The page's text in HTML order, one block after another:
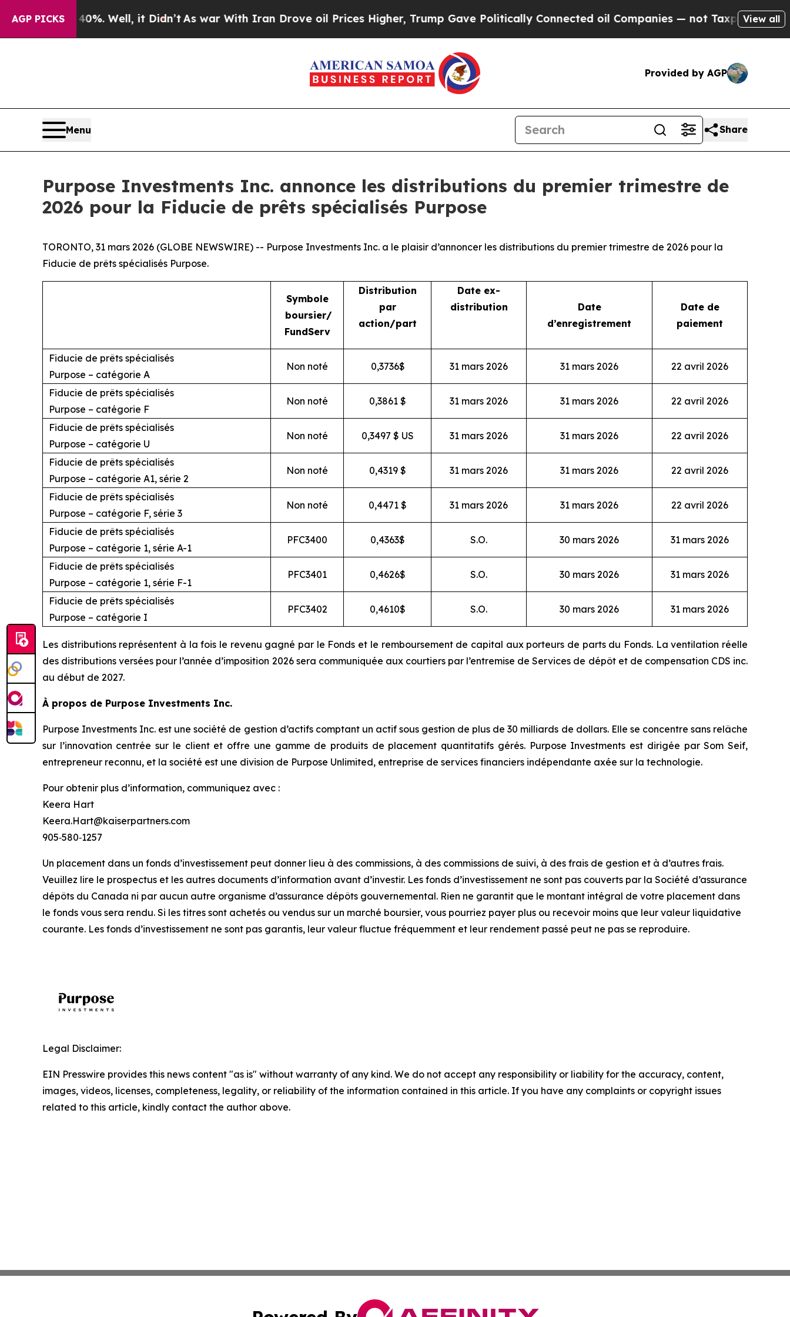
AGP PICKS
40%. Well, it Didn’tAs war With Iran Drove oil Prices Higher, Trump Gave Politically Connected oil Companies — not Taxpayers — theView all
Provided by AGP
Menu Share
Purpose Investments Inc. annonce les distributions du premier trimestre de
2026 pour la Fiducie de prêts spécialisés Purpose
TORONTO, 31 mars 2026 (GLOBE NEWSWIRE) -- Purpose Investments Inc. a le plaisir d’annoncer les distributions du premier trimestre de 2026 pour la
Fiducie de prêts spécialisés Purpose.
Symbole
boursier/
FundServ
Distribution
par
action/part
Date ex-
distribution
Date
d’enregistrement
Date de
paiement
Fiducie de prêts spécialisés
Purpose – catégorie A
Non noté 0,3736$ 31 mars 2026 31 mars 2026 22 avril 2026
Fiducie de prêts spécialisés
Purpose – catégorie F
Non noté 0,3861 $ 31 mars 2026 31 mars 2026 22 avril 2026
Fiducie de prêts spécialisés
Purpose – catégorie U
Non noté 0,3497 $ US 31 mars 2026 31 mars 2026 22 avril 2026
Fiducie de prêts spécialisés
Purpose – catégorie A1, série 2
Non noté 0,4319 $ 31 mars 2026 31 mars 2026 22 avril 2026
Fiducie de prêts spécialisés
Purpose – catégorie F, série 3
Non noté 0,4471 $ 31 mars 2026 31 mars 2026 22 avril 2026
Fiducie de prêts spécialisés
Purpose – catégorie 1, série A-1
PFC3400 0,4363$ S.O. 30 mars 2026 31 mars 2026
Fiducie de prêts spécialisés
Purpose – catégorie 1, série F-1
PFC3401 0,4626$ S.O. 30 mars 2026 31 mars 2026
Fiducie de prêts spécialisés
Purpose – catégorie I
PFC3402 0,4610$ S.O. 30 mars 2026 31 mars 2026
Les distributions représentent à la fois le revenu gagné par le Fonds et le remboursement de capital aux porteurs de parts du Fonds. La ventilation réelle
des distributions versées pour l’année d’imposition 2026 sera communiquée aux courtiers par l’entremise de Services de dépôt et de compensation CDS inc.
au début de 2027.
À propos de Purpose Investments Inc.
Purpose Investments Inc. est une société de gestion d’actifs comptant un actif sous gestion de plus de 30 milliards de dollars. Elle se concentre sans relâche
sur l’innovation centrée sur le client et offre une gamme de produits de placement quantitatifs gérés. Purpose Investments est dirigée par Som Seif,
entrepreneur reconnu, et la société est une division de Purpose Unlimited, entreprise de services financiers indépendante axée sur la technologie.
Pour obtenir plus d’information, communiquez avec :
Keera Hart
Keera.Hart@kaiserpartners.com
905‑580‑1257
Un placement dans un fonds d’investissement peut donner lieu à des commissions, à des commissions de suivi, à des frais de gestion et à d’autres frais.
Veuillez lire le prospectus et les autres documents d’information avant d’investir. Les fonds d’investissement ne sont pas couverts par la Société d’assurance
dépôts du Canada ni par aucun autre organisme d’assurance dépôts gouvernemental. Rien ne garantit que le montant intégral de votre placement dans
le fonds vous sera rendu. Si les titres sont achetés ou vendus sur un marché boursier, vous pourriez payer plus ou recevoir moins que leur valeur liquidative
courante. Les fonds d’investissement ne sont pas garantis, leur valeur fluctue fréquemment et leur rendement passé peut ne pas se reproduire.
Legal Disclaimer:
EIN Presswire provides this news content "as is" without warranty of any kind. We do not accept any responsibility or liability for the accuracy, content,
images, videos, licenses, completeness, legality, or reliability of the information contained in this article. If you have any complaints or copyright issues
related to this article, kindly contact the author above.